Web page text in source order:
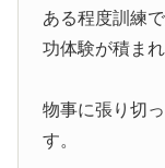
ある程度訓練
功体験が積ま
物事に張り切
す。